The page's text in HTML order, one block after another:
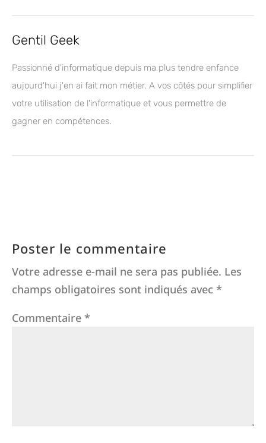
Gentil Geek
Passionné d'informatique depuis ma plus tendre enfance
aujourd'hui j'en ai fait mon métier. A vos côtés pour simplifier
votre utilisation de l'informatique et vous permettre de
gagner en compétences.
Poster le commentaire
Votre adresse e-mail ne sera pas publiée. Les
champs obligatoires sont indiqués avec *
Commentaire *